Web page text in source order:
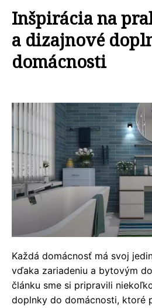
Inšpirácia na
a dizajnové
domácnosti
Každá domácnosť má svoj
vďaka zariadeniu a bytovým
článku sme si pripravili
doplnky do domácnosti, ktoré